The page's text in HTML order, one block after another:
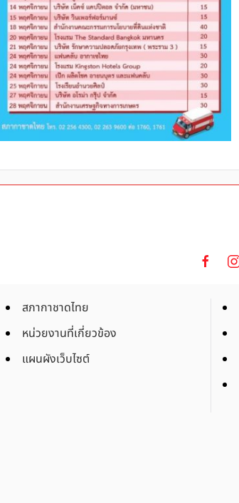
สภากาชาดไทย
หน่วยงานที่เกี่ยวข้อง
แผนผังเว็บไซต์